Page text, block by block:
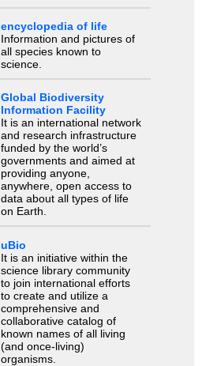
encyclopedia of life
Information and pictures of
all species known to
science.
Global Biodiversity
Information Facility
It is an international network
and research infrastructure
funded by the world’s
governments and aimed at
providing anyone,
anywhere, open access to
data about all types of life
on Earth.
uBio
It is an initiative within the
science library community
to join international efforts
to create and utilize a
comprehensive and
collaborative catalog of
known names of all living
(and once-living)
organisms.